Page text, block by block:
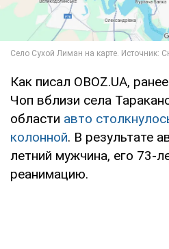
Как писал OBOZ.UA,
Чоп вблизи села
области авто
колонной. В результате
летний мужчина, его 73-
реанимацию.